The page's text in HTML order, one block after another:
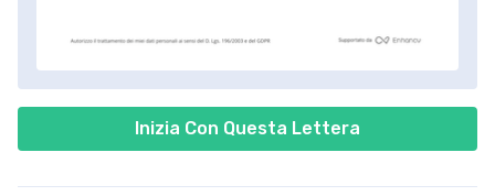
Inizia Con Questa Lettera